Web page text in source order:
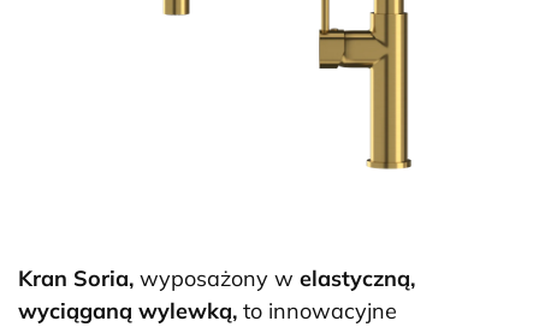
Kran Soria, wyposażony w elastyczną,
wyciąganą wylewką, to innowacyjne